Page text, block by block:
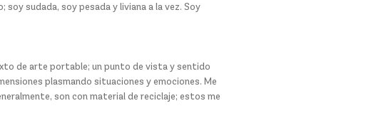
soy sudada, soy pesada y liviana a la vez. Soy
de arte portable; un punto de vista y sentido
plasmando situaciones y emociones. Me
son con material de reciclaje; estos me